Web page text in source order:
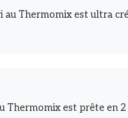
au Thermomix est ultra
Thermomix est prête en